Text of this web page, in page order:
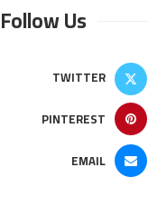
Follow Us
TWITTER
PINTEREST
EMAIL